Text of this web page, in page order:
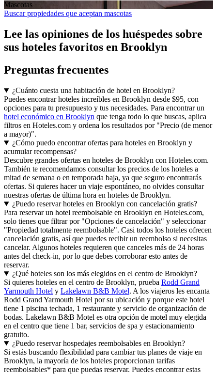
Mascotas
Buscar propiedades que aceptan mascotas
Lee las opiniones de los huéspedes sobre
sus hoteles favoritos en Brooklyn
Preguntas frecuentes
¿Cuánto cuesta una habitación de hotel en Brooklyn?
Puedes encontrar hoteles increíbles en Brooklyn desde $95, con
opciones para tu presupuesto y tus necesidades. Para encontrar un
hotel económico en Brooklyn que tenga todo lo que buscas, aplica
filtros en Hoteles.com y ordena los resultados por "Precio (de menor
a mayor)".
¿Cómo puedo encontrar ofertas para hoteles en Brooklyn y
acumular recompensas?
Descubre grandes ofertas en hoteles de Brooklyn con Hoteles.com.
También te recomendamos consultar los precios de los hoteles a
mitad de semana o en temporada baja, ya que seguro encontrarás
ofertas. Si quieres hacer un viaje espontáneo, no olvides consultar
nuestras ofertas de última hora en hoteles de Brooklyn.
¿Puedo reservar hoteles en Brooklyn con cancelación gratis?
Para reservar un hotel reembolsable en Brooklyn en Hoteles.com,
solo tienes que filtrar por "Opciones de cancelación" y seleccionar
"Propiedad totalmente reembolsable". Casi todos los hoteles ofrecen
cancelación gratis, así que puedes recibir un reembolso si necesitas
cancelar. Algunos hoteles requieren que canceles más de 24 horas
antes del check-in, por lo que debes corroborar esto antes de
reservar.
¿Qué hoteles son los más elegidos en el centro de Brooklyn?
Si quieres hoteles en el centro de Brooklyn, prueba Rodd Grand
Yarmouth Hotel y Lakelawn B&B Motel. A los viajeros les encanta
Rodd Grand Yarmouth Hotel por su ubicación y porque este hotel
tiene 1 piscina techada, 1 restaurante y servicio de organización de
bodas. Lakelawn B&B Motel es otra opción de motel muy elegida
en el centro que tiene 1 bar, servicios de spa y estacionamiento
gratuito.
¿Puedo reservar hospedajes reembolsables en Brooklyn?
Si estás buscando flexibilidad para cambiar tus planes de viaje en
Brooklyn, la mayoría de los hoteles proporcionan tarifas
reembolsables* para que puedas reservar. Puedes encontrar estas